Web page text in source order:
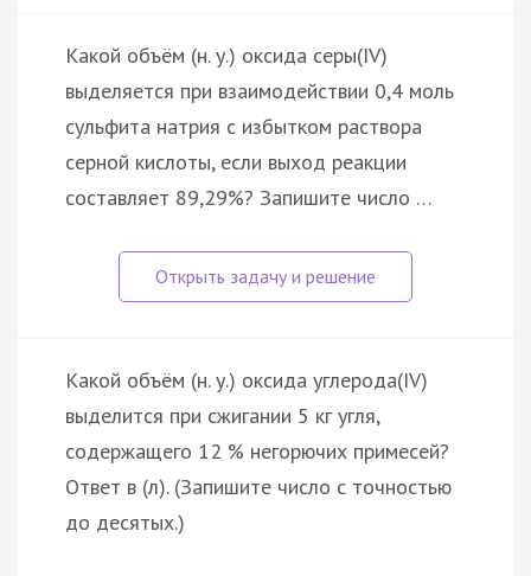
Какой объём (н. у.) оксида серы(IV)
выделяется при взаимодействии 0,4 моль
сульфита натрия с избытком раствора
серной кислоты, если выход реакции
составляет 89,29%? Запишите число …
Какой объём (н. у.) оксида углерода(IV)
выделится при сжигании 5 кг угля,
содержащего 12 % негорючих примесей?
Ответ в (л). (Запишите число с точностью
до десятых.)